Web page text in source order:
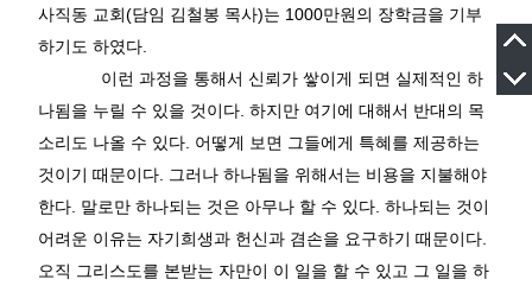
사직동 교회(담임 김철봉 목사)는 1000만원의 장학금을 기부
하기도 하였다
이런 과정을 통해서 신뢰가 쌓이게 되면 실제적인 하
나됨을 누릴 수 있을 것이다 하지만 여기에 대해서 반대의 목
소리도 나올 수 있다 어떻게 보면 그들에게 특혜를 제공하는
것이기 때문이다 그러나 하나됨을 위해서는 비용을 지불해야
한다 말로만 하나되는 것은 아무나 할 수 있다 하나되는 것이
어려운 이유는 자기희생과 헌신과 겸손을 요구하기 때문이다
오직 그리스도를 본받는 자만이 이 일을 할 수 있고 그 일을 하